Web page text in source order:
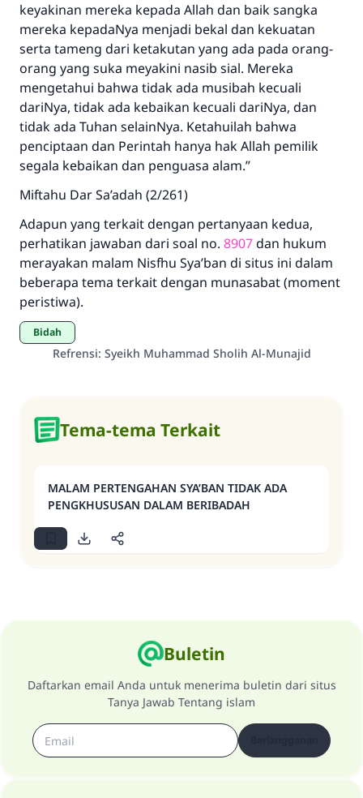
keyakinan mereka kepada Allah dan baik sangka
mereka kepadaNya menjadi bekal dan kekuatan
serta tameng dari ketakutan yang ada pada orang-
orang yang suka meyakini nasib sial. Mereka
mengetahui bahwa tidak ada musibah kecuali
dariNya, tidak ada kebaikan kecuali dariNya, dan
tidak ada Tuhan selainNya. Ketahuilah bahwa
penciptaan dan Perintah hanya hak Allah pemilik
segala kebaikan dan penguasa alam.”
Miftahu Dar Sa’adah (2/261)
Adapun yang terkait dengan pertanyaan kedua,
perhatikan jawaban dari soal no. 8907dan hukum
merayakan malam Nisfhu Sya’ban di situs ini dalam
beberapa tema terkait dengan munasabat (moment
peristiwa).
bidah
Refrensi: Syeikh Muhammad Sholih Al-Munajid
Tema-tema Terkait
MALAM PERTENGAHAN SYA’BAN TIDAK ADA
PENGKHUSUSAN DALAM BERIBADAH
Buletin
Daftarkan email Anda untuk menerima buletin dari situs
Tanya Jawab Tentang islam